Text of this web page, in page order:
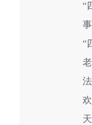
“
“